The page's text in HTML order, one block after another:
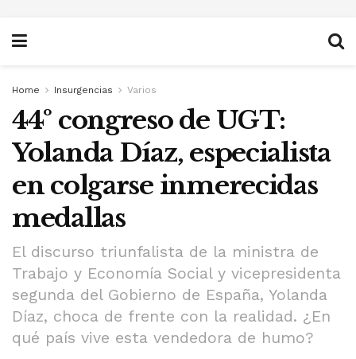
Home Insurgencias Varios
44º congreso de UGT:
Yolanda Díaz, especialista
en colgarse inmerecidas
medallas
El discurso triunfalista de la ministra de
Trabajo y Economía Social y vicepresidenta
segunda del Gobierno de España, Yolanda
Díaz, choca de frente con la realidad. ¿En
qué país vive esta vendedora de humo?